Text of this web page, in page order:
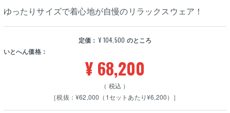
ゆったりサイズで着心地が自慢のリラックスウェア！
定価： ¥ 104,500 のところ
いとへん価格：
¥ 68,200
税込
［税抜：¥62,000（1セットあたり¥6,200）］